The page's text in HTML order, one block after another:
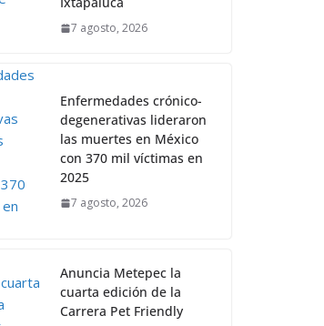
7 agosto, 2026
Enfermedades crónico-
degenerativas lideraron
las muertes en México
con 370 mil víctimas en
2025
7 agosto, 2026
Anuncia Metepec la
cuarta edición de la
Carrera Pet Friendly